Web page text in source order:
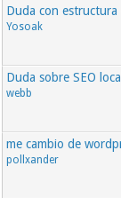
Duda con estructura
Yosoak
Duda sobre SEO
webb
me cambio de
pollxander